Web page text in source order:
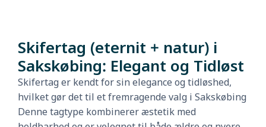
Skifertag (eternit + natur) i
Sakskøbing: Elegant og Tidløst
Skifertag er kendt for sin elegance og tidløshed,
hvilket gør det til et fremragende valg i Sakskøbing
Denne tagtype kombinerer æstetik med